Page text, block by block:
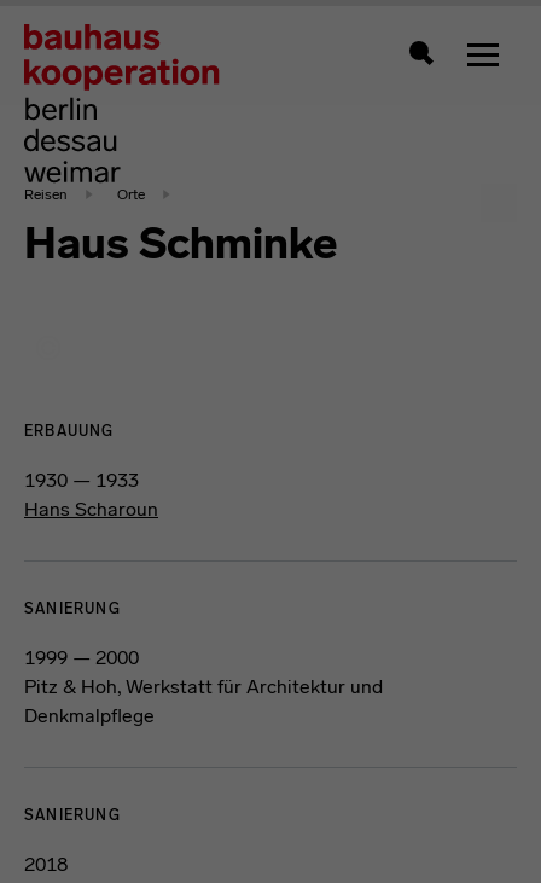
Zeigt
Reisen Orte
Haus Schminke
ERBAUUNG
1930 — 1933
Hans Scharoun
SANIERUNG
1999 — 2000
Pitz & Hoh, Werkstatt für Architektur und
Denkmalpflege
SANIERUNG
2018